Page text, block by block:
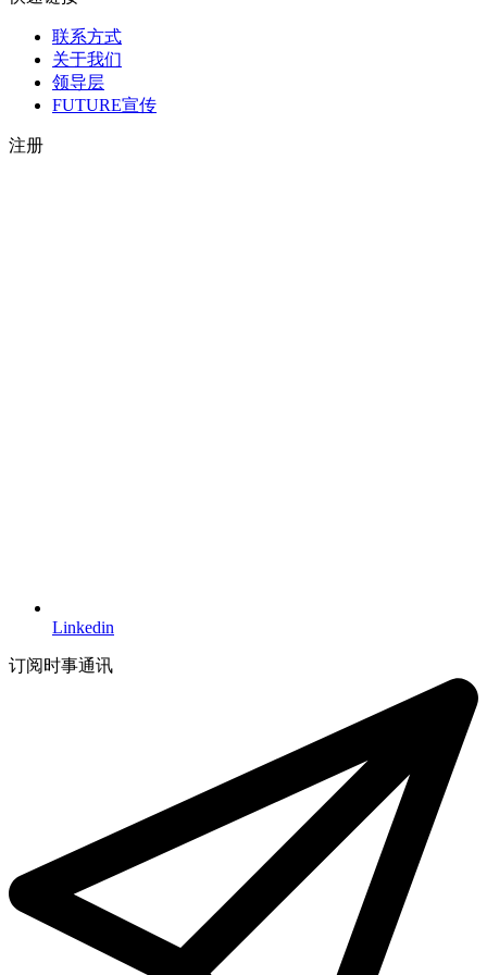
联系方式
关于我们
领导层
FUTURE宣传
注册
Linkedin
订阅时事通讯